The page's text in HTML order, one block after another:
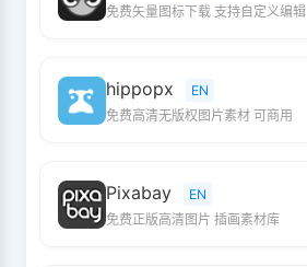
免费矢量图标下载 支持自定义编辑
hippopx
EN
免费高清无版权图片素材 可商用
Pixabay
EN
免费正版高清图片 插画素材库